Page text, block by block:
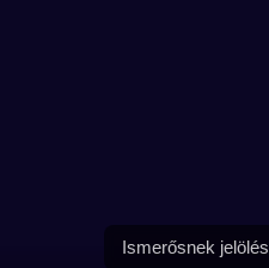
Ismerősnek jelölés